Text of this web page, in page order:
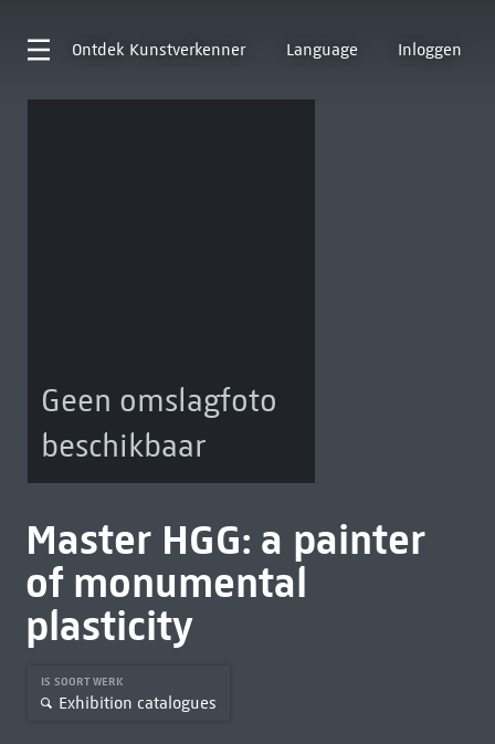
Ontdek Kunstverkenner Language Inloggen
Geen omslagfoto
beschikbaar
Master HGG: a painter
of monumental
plasticity
IS SOORT WERK
Exhibition catalogues